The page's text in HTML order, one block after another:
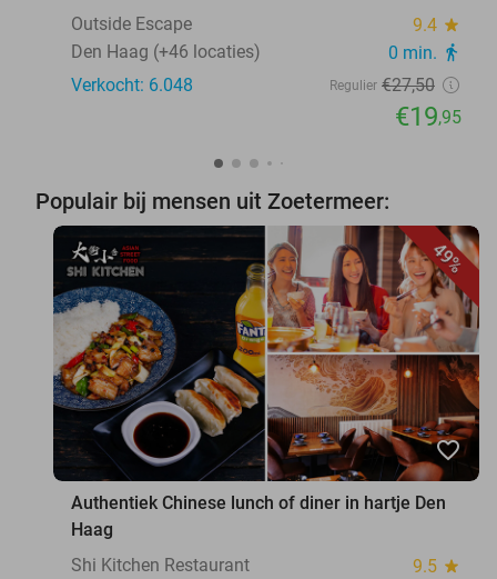
Outside Escape
9.4 star
Den Haag (+46 locaties) 0 min. directions_walk
Verkocht: 6.048 Regulier €27,50
€19,95
Populair bij mensen uit Zoetermeer:
49%
favorite_border
Authentiek Chinese lunch of diner in hartje Den
Haag
Shi Kitchen Restaurant
9.5 star